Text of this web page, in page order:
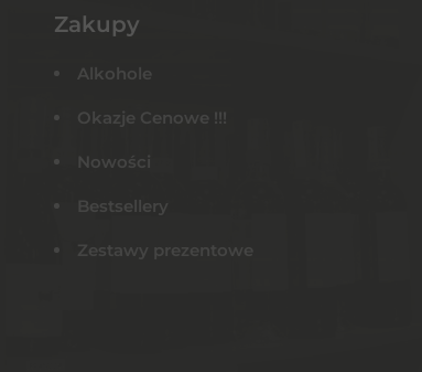
Zakupy
Alkohole
Okazje Cenowe !!!
Nowości
Bestsellery
Zestawy prezentowe